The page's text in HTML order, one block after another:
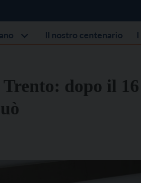
Il nostro centenario
dopo il